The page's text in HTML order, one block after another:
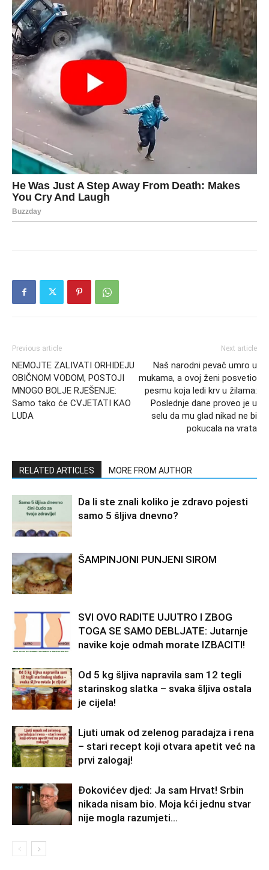
Previous article
NEMOJTE ZALIVATI ORHIDEJU
OBIČNOM VODOM, POSTOJI
MNOGO BOLJE RJEŠENJE:
Samo tako će CVJETATI KAO
LUDA
Next article
Naš narodni pevač umro u
mukama, a ovoj ženi posvetio
pesmu koja ledi krv u žilama:
Poslednje dane proveo je u
selu da mu glad nikad ne bi
pokucala na vrata
RELATED ARTICLES MORE FROM AUTHOR
Da li ste znali koliko je zdravo pojesti
samo 5 šljiva dnevno?
ŠAMPINJONI PUNJENI SIROM
SVI OVO RADITE UJUTRO I ZBOG
TOGA SE SAMO DEBLJATE: Jutarnje
navike koje odmah morate IZBACITI!
Od 5 kg šljiva napravila sam 12 tegli
starinskog slatka – svaka šljiva ostala
je cijela!
Ljuti umak od zelenog paradajza i rena
– stari recept koji otvara apetit već na
prvi zalogaj!
Đokovićev djed: Ja sam Hrvat! Srbin
nikada nisam bio. Moja kći jednu stvar
nije mogla razumjeti…